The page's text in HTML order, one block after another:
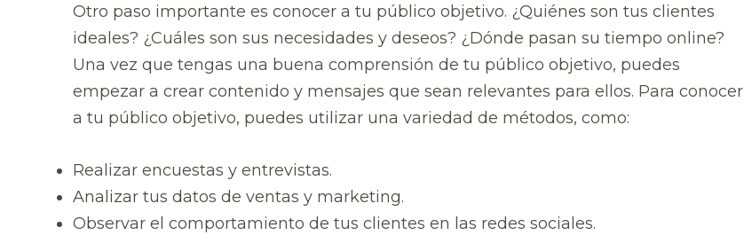
Otro paso importante es conocer a tu público objetivo. ¿Quiénes son tus clientes
ideales? ¿Cuáles son sus necesidades y deseos? ¿Dónde pasan su tiempo online?
Una vez que tengas una buena comprensión de tu público objetivo, puedes
empezar a crear contenido y mensajes que sean relevantes para ellos. Para conocer
a tu público objetivo, puedes utilizar una variedad de métodos, como:
Realizar encuestas y entrevistas.
Analizar tus datos de ventas y marketing.
Observar el comportamiento de tus clientes en las redes sociales.